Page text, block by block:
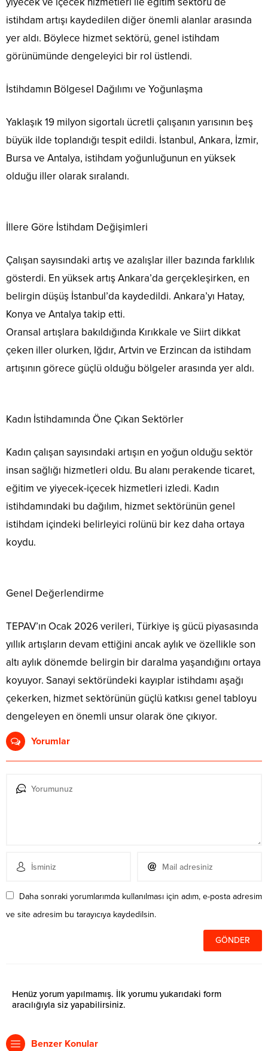
istihdam artışı kaydedilen diğer önemli alanlar arasında
yer aldı. Böylece hizmet sektörü, genel istihdam
görünümünde dengeleyici bir rol üstlendi.
İstihdamın Bölgesel Dağılımı ve Yoğunlaşma
Yaklaşık 19 milyon sigortalı ücretli çalışanın yarısının beş
büyük ilde toplandığı tespit edildi. İstanbul, Ankara, İzmir,
Bursa ve Antalya, istihdam yoğunluğunun en yüksek
olduğu iller olarak sıralandı.
İllere Göre İstihdam Değişimleri
Çalışan sayısındaki artış ve azalışlar iller bazında farklılık
gösterdi. En yüksek artış Ankara’da gerçekleşirken, en
belirgin düşüş İstanbul’da kaydedildi. Ankara’yı Hatay,
Konya ve Antalya takip etti.
Oransal artışlara bakıldığında Kırıkkale ve Siirt dikkat
çeken iller olurken, Iğdır, Artvin ve Erzincan da istihdam
artışının görece güçlü olduğu bölgeler arasında yer aldı.
Kadın İstihdamında Öne Çıkan Sektörler
Kadın çalışan sayısındaki artışın en yoğun olduğu sektör
insan sağlığı hizmetleri oldu. Bu alanı perakende ticaret,
eğitim ve yiyecek-içecek hizmetleri izledi. Kadın
istihdamındaki bu dağılım, hizmet sektörünün genel
istihdam içindeki belirleyici rolünü bir kez daha ortaya
koydu.
Genel Değerlendirme
TEPAV’ın Ocak 2026 verileri, Türkiye iş gücü piyasasında
yıllık artışların devam ettiğini ancak aylık ve özellikle son
altı aylık dönemde belirgin bir daralma yaşandığını ortaya
koyuyor. Sanayi sektöründeki kayıplar istihdamı aşağı
çekerken, hizmet sektörünün güçlü katkısı genel tabloyu
dengeleyen en önemli unsur olarak öne çıkıyor.
Yorumlar
Daha sonraki yorumlarımda kullanılması için adım, e-posta adresim
ve site adresim bu tarayıcıya kaydedilsin.
Henüz yorum yapılmamış. İlk yorumu yukarıdaki form
aracılığıyla siz yapabilirsiniz.
Benzer Konular